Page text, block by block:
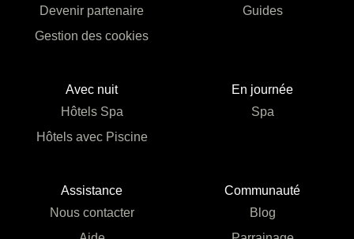
Devenir partenaire
Gestion des cookies
Guides
Avec nuit
Hôtels Spa
Hôtels avec Piscine
En journée
Spa
Assistance
Nous contacter
Communauté
Blog